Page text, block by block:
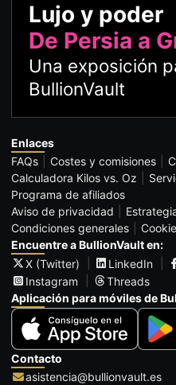
Lujo y poder
De Persia a
Una exposición
BullionVault
Enlaces
FAQs
Costes y comisiones
Calculadora Kilos vs. Oz
Programa de afiliados
Aviso de privacidad
Condiciones generales
Encuentre a BullionVault en:
X (Twitter)
LinkedIn
Instagram
Threads
Aplicación para móviles de
Contacto
asistencia@bullionvault.es